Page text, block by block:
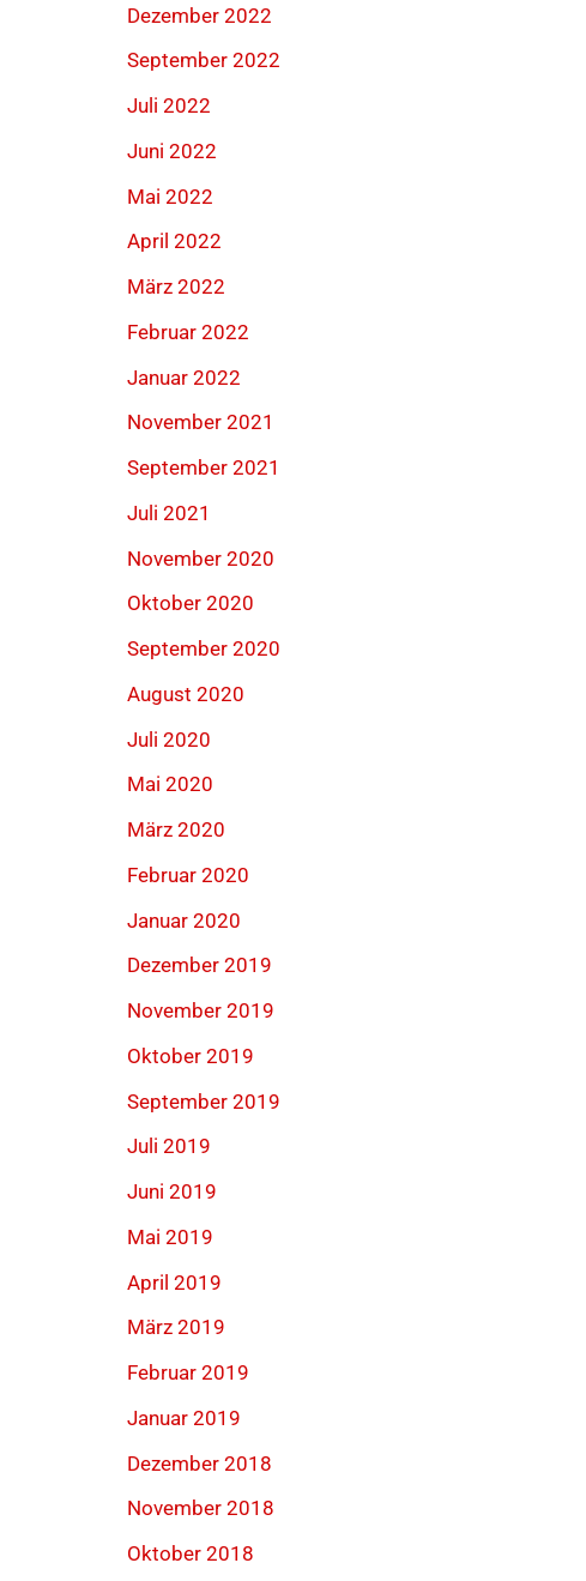
Dezember 2022
September 2022
Juli 2022
Juni 2022
Mai 2022
April 2022
März 2022
Februar 2022
Januar 2022
November 2021
September 2021
Juli 2021
November 2020
Oktober 2020
September 2020
August 2020
Juli 2020
Mai 2020
März 2020
Februar 2020
Januar 2020
Dezember 2019
November 2019
Oktober 2019
September 2019
Juli 2019
Juni 2019
Mai 2019
April 2019
März 2019
Februar 2019
Januar 2019
Dezember 2018
November 2018
Oktober 2018